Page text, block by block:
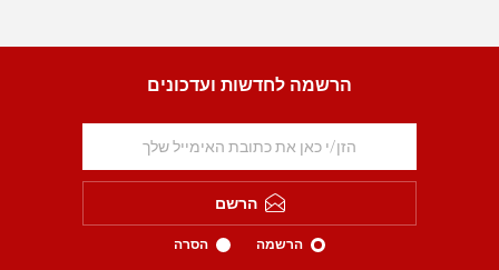
הרשמה לחדשות ועדכונים
הרשם
הרשמה הסרה